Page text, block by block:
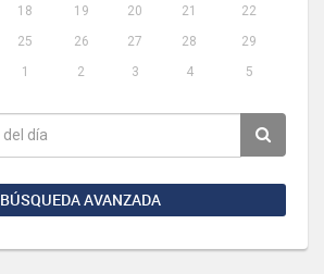
18 19 20 21
22
25 26 27 28
29
1 2 3 4 5
BÚSQUEDA AVANZADA